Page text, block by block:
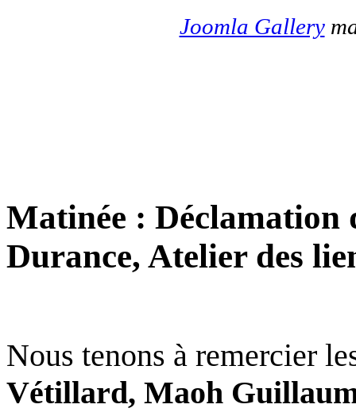
Joomla Gallery
Matinée : Déclamation
Durance, Atelier des
Nous tenons à remercier
Vétillard, Maoh